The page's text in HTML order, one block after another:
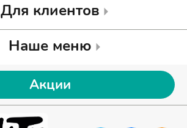
Для клиентов
Наше меню
Акции